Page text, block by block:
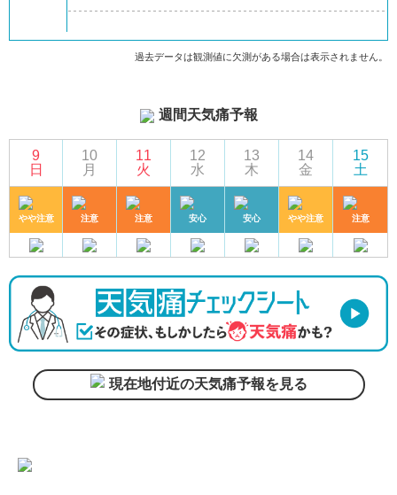
過去データは観測値に欠測がある場合は表示されません。
週間天気痛予報
9
日
やや注意
10
月
注意
11
火
注意
12
水
安心
13
木
安心
14
金
やや注意
15
土
注意
現在地付近の天気痛予報を見る